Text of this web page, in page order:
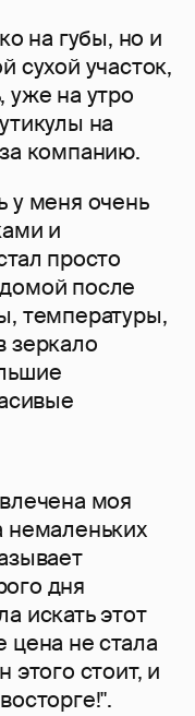
на губы, но и
сухой участок,
уже на утро
на
компанию.
у меня очень
и
просто
после
температуры,
зеркало
моя
немаленьких
дня
искать этот
не стала
стоит, и